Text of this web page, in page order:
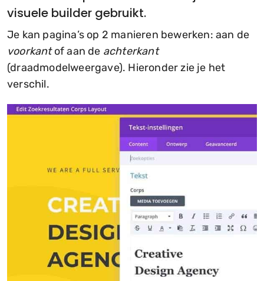
visuele builder gebruikt.
Je kan pagina’s op 2 manieren bewerken: aan de
voorkantof aan de achterkant
(draadmodelweergave). Hieronder zie je het
verschil.